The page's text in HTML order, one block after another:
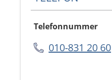
Telefonnummer
010-831 20 60